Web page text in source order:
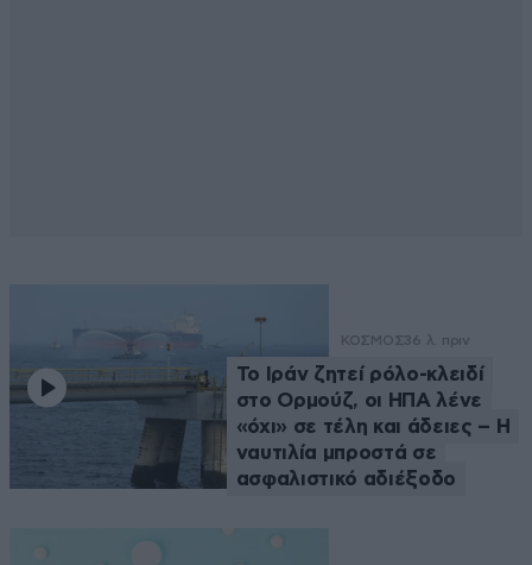
ΚΟΣΜΟΣ36 λ. πριν
Το Ιράν ζητεί ρόλο-κλειδί
στο Ορμούζ, οι ΗΠΑ λένε
«όχι» σε τέλη και άδειες – Η
ναυτιλία μπροστά σε
ασφαλιστικό αδιέξοδο